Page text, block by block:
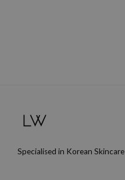
Specialised in Korean Skincare